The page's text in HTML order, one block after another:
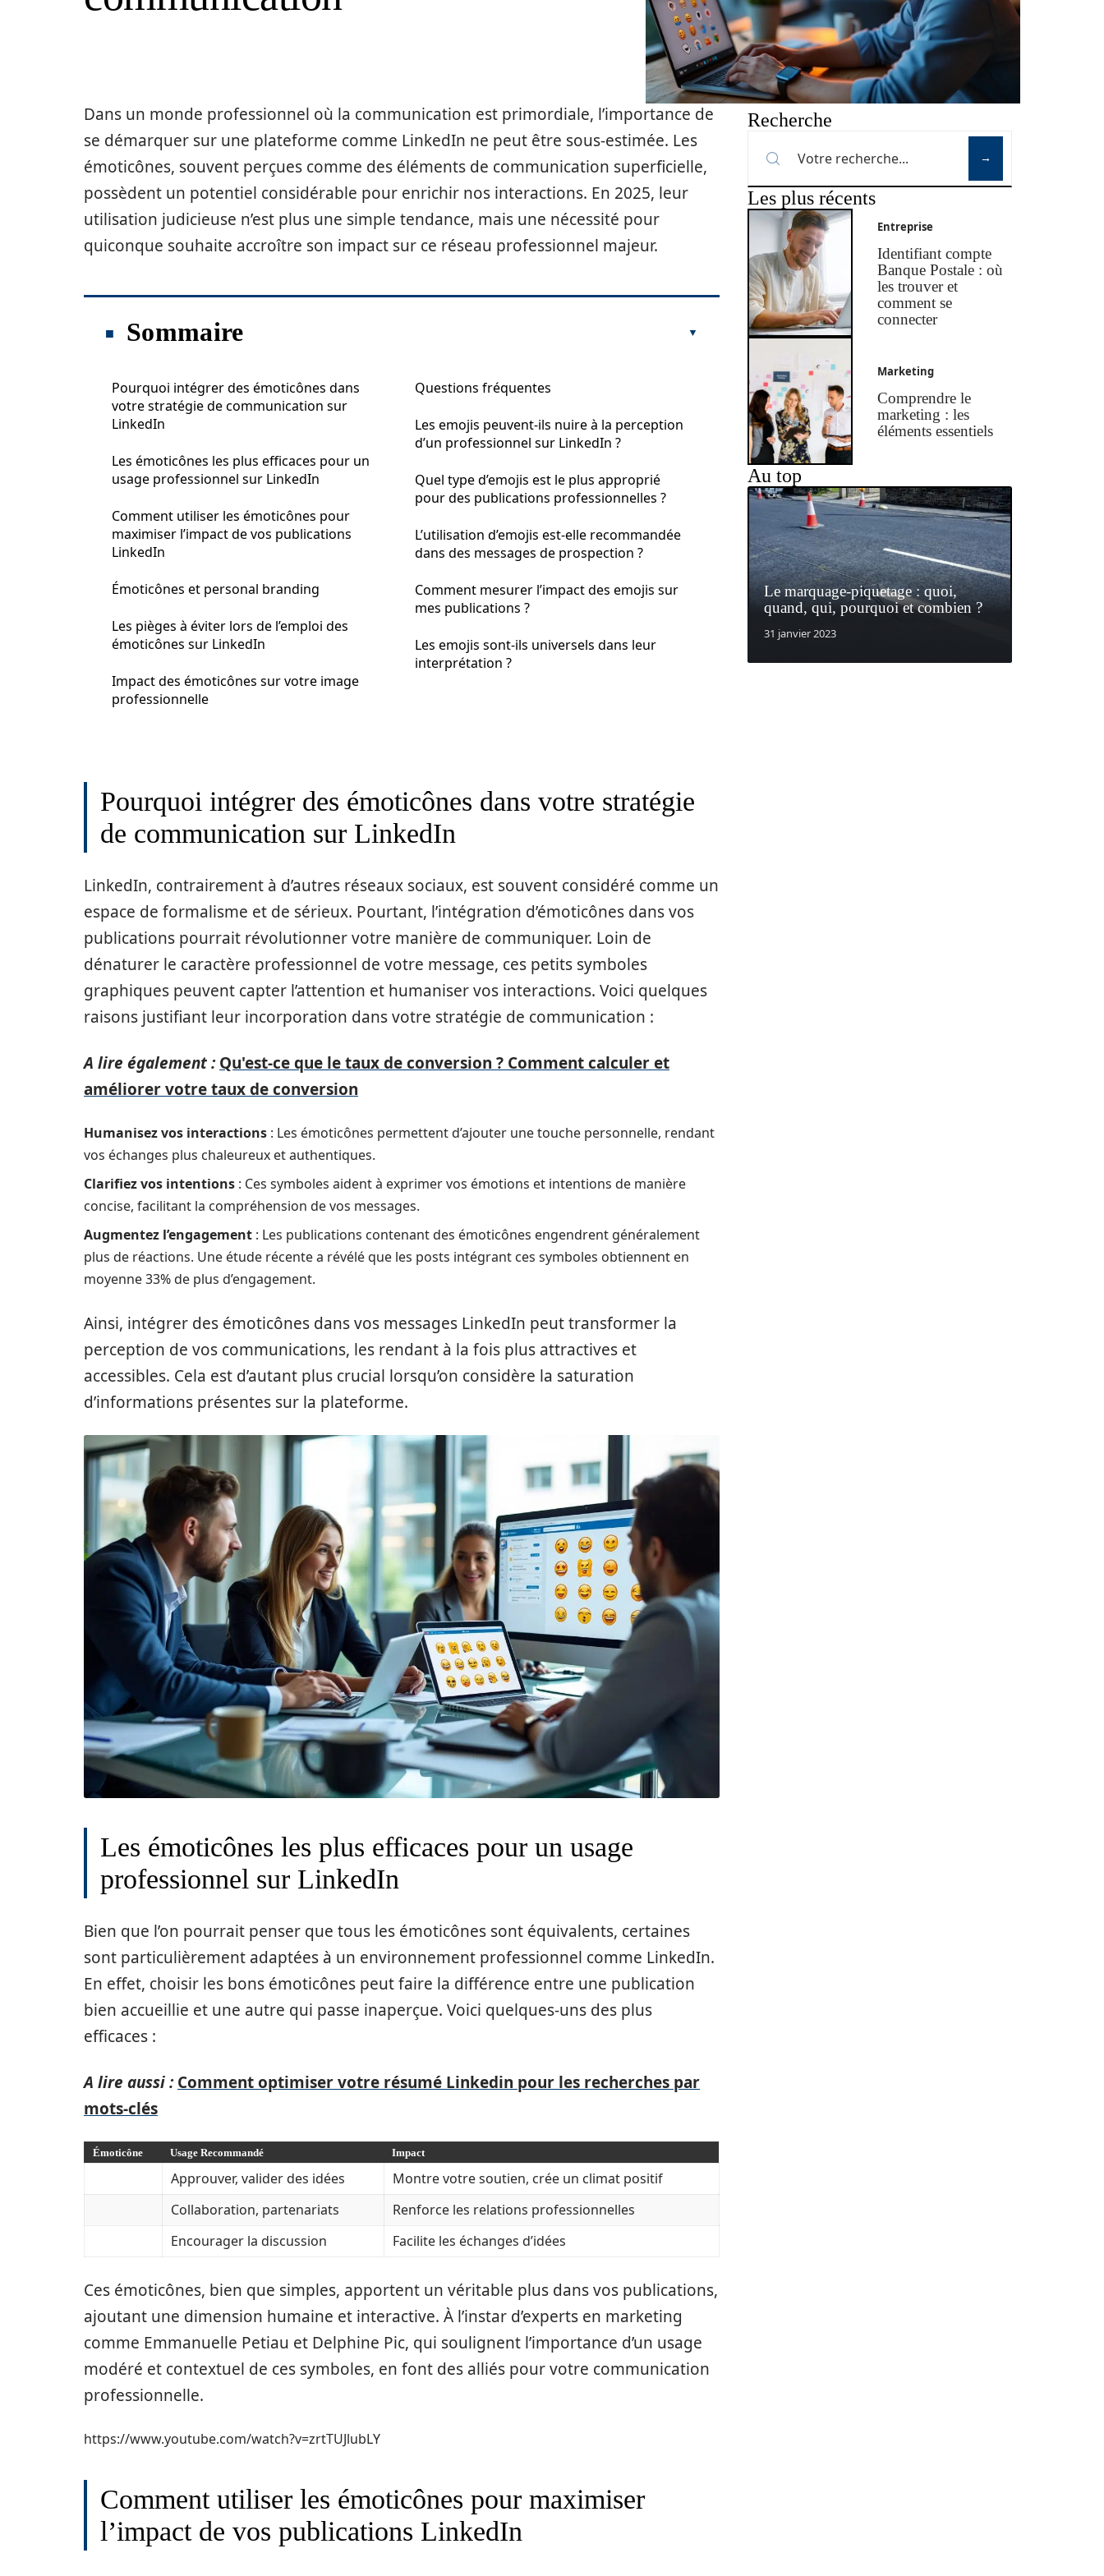
Dans un monde professionnel où la communication est primordiale, l’importance de
se démarquer sur une plateforme comme LinkedIn ne peut être sous-estimée. Les
émoticônes, souvent perçues comme des éléments de communication superficielle,
possèdent un potentiel considérable pour enrichir nos interactions. En 2025, leur
utilisation judicieuse n’est plus une simple tendance, mais une nécessité pour
quiconque souhaite accroître son impact sur ce réseau professionnel majeur.
Sommaire
Pourquoi intégrer des émoticônes dans
votre stratégie de communication sur
LinkedIn
Les émoticônes les plus efficaces pour un
usage professionnel sur LinkedIn
Comment utiliser les émoticônes pour
maximiser l’impact de vos publications
LinkedIn
Émoticônes et personal branding
Les pièges à éviter lors de l’emploi des
émoticônes sur LinkedIn
Impact des émoticônes sur votre image
professionnelle
Questions fréquentes
Les emojis peuvent-ils nuire à la perception
d’un professionnel sur LinkedIn ?
Quel type d’emojis est le plus approprié
pour des publications professionnelles ?
L’utilisation d’emojis est-elle recommandée
dans des messages de prospection ?
Comment mesurer l’impact des emojis sur
mes publications ?
Les emojis sont-ils universels dans leur
interprétation ?
Pourquoi intégrer des émoticônes dans votre stratégie
de communication sur LinkedIn
LinkedIn, contrairement à d’autres réseaux sociaux, est souvent considéré comme un
espace de formalisme et de sérieux. Pourtant, l’intégration d’émoticônes dans vos
publications pourrait révolutionner votre manière de communiquer. Loin de
dénaturer le caractère professionnel de votre message, ces petits symboles
graphiques peuvent capter l’attention et humaniser vos interactions. Voici quelques
raisons justifiant leur incorporation dans votre stratégie de communication :
A lire également : Qu'est-ce que le taux de conversion ? Comment calculer et
améliorer votre taux de conversion
Humanisez vos interactions : Les émoticônes permettent d’ajouter une touche personnelle, rendant
vos échanges plus chaleureux et authentiques.
Clarifiez vos intentions : Ces symboles aident à exprimer vos émotions et intentions de manière
concise, facilitant la compréhension de vos messages.
Augmentez l’engagement : Les publications contenant des émoticônes engendrent généralement
plus de réactions. Une étude récente a révélé que les posts intégrant ces symboles obtiennent en
moyenne 33% de plus d’engagement.
Ainsi, intégrer des émoticônes dans vos messages LinkedIn peut transformer la
perception de vos communications, les rendant à la fois plus attractives et
accessibles. Cela est d’autant plus crucial lorsqu’on considère la saturation
d’informations présentes sur la plateforme.
Les émoticônes les plus efficaces pour un usage
professionnel sur LinkedIn
Bien que l’on pourrait penser que tous les émoticônes sont équivalents, certaines
sont particulièrement adaptées à un environnement professionnel comme LinkedIn.
En effet, choisir les bons émoticônes peut faire la différence entre une publication
bien accueillie et une autre qui passe inaperçue. Voici quelques-uns des plus
efficaces :
A lire aussi : Comment optimiser votre résumé Linkedin pour les recherches par
mots-clés
Émoticône Usage Recommandé Impact
Approuver, valider des idées
Montre votre soutien, crée un climat positif
Collaboration, partenariats
Renforce les relations professionnelles
Encourager la discussion
Facilite les échanges d’idées
Ces émoticônes, bien que simples, apportent un véritable plus dans vos publications,
ajoutant une dimension humaine et interactive. À l’instar d’experts en marketing
comme Emmanuelle Petiau et Delphine Pic, qui soulignent l’importance d’un usage
modéré et contextuel de ces symboles, en font des alliés pour votre communication
professionnelle.
https://www.youtube.com/watch?v=zrtTUJlubLY
Comment utiliser les émoticônes pour maximiser
l’impact de vos publications LinkedIn
Recherche
Les plus récents
Entreprise
Identifiant compte
Banque Postale : où
les trouver et
comment se
connecter
Marketing
Comprendre le
marketing : les
éléments essentiels
Au top
Le marquage-piquetage : quoi,
quand, qui, pourquoi et combien ?
31 janvier 2023